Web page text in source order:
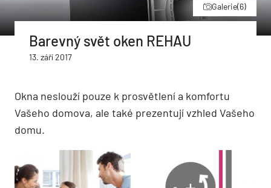
Galerie(6)
Barevný svět oken REHAU
13. září 2017
Okna neslouží pouze k prosvětlení a komfortu
Vašeho domova, ale také prezentují vzhled Vašeho
domu.